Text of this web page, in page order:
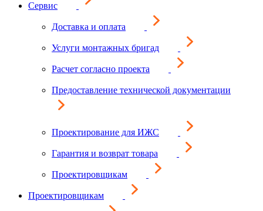
Сервис
Доставка и оплата
Услуги монтажных бригад
Расчет согласно проекта
Предоставление технической документации
Проектирование для ИЖС
Гарантия и возврат товара
Проектировщикам
Проектировщикам